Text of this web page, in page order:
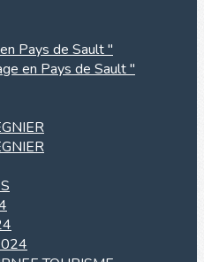
Pays de Sault "
en Pays de Sault "